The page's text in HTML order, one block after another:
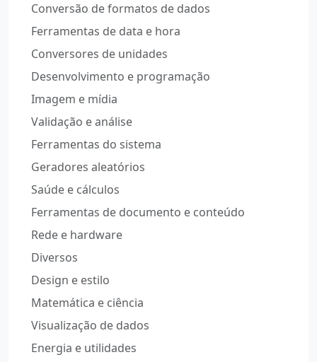
Conversão de formatos de dados
Ferramentas de data e hora
Conversores de unidades
Desenvolvimento e programação
Imagem e mídia
Validação e análise
Ferramentas do sistema
Geradores aleatórios
Saúde e cálculos
Ferramentas de documento e conteúdo
Rede e hardware
Diversos
Design e estilo
Matemática e ciência
Visualização de dados
Energia e utilidades